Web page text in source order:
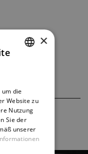
GERMAN
×
um die
Website zu
Nutzung
Sie der
unserer